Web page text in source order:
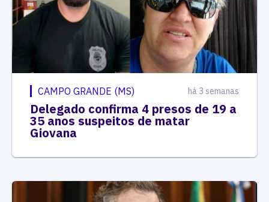
CAMPO GRANDE (MS) há 3 semanas
Delegado confirma 4 presos de 19 a
35 anos suspeitos de matar
Giovana